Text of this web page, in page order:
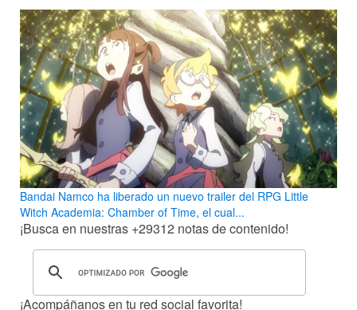
Bandai Namco ha liberado un nuevo trailer del RPG Little
Witch Academia: Chamber of Time, el cual...
¡Busca en nuestras +29312 notas de contenido!
¡Acompáñanos en tu red social favorita!